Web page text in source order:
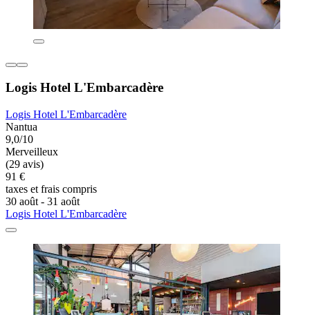
Logis Hotel L'Embarcadère
Logis Hotel L'Embarcadère
Nantua
9,0/10
Merveilleux
(29 avis)
91 €
taxes et frais compris
30 août - 31 août
Logis Hotel L'Embarcadère